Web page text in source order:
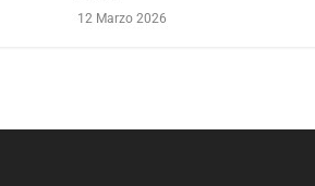
12 Marzo 2026